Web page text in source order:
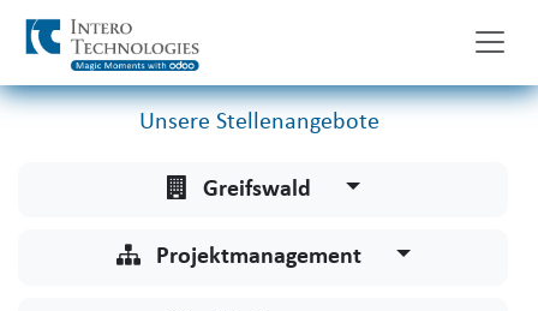
Zum Inhalt springen
Unsere Stellenangebote
Greifswald
Projektmanagement